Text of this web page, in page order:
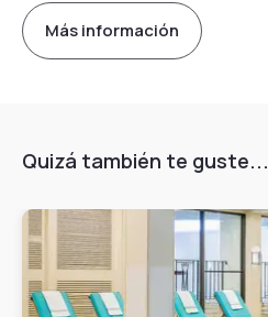
Más información
Quizá también te guste...